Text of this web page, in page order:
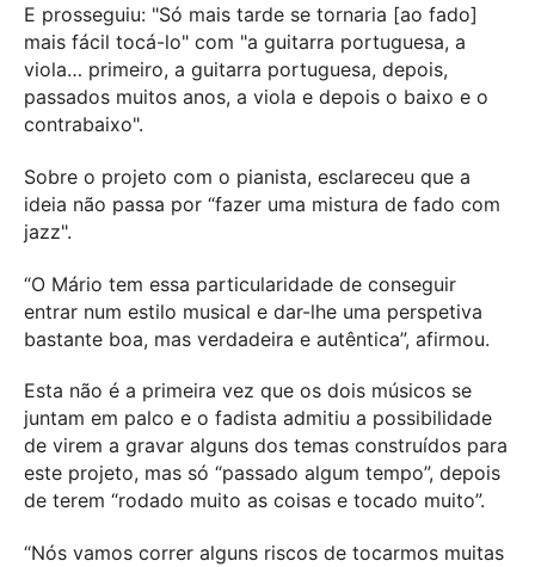
E prosseguiu: "Só mais tarde se tornaria [ao fado]
mais fácil tocá-lo" com "a guitarra portuguesa, a
viola… primeiro, a guitarra portuguesa, depois,
passados muitos anos, a viola e depois o baixo e o
contrabaixo".
Sobre o projeto com o pianista, esclareceu que a
ideia não passa por “fazer uma mistura de fado com
jazz".
“O Mário tem essa particularidade de conseguir
entrar num estilo musical e dar-lhe uma perspetiva
bastante boa, mas verdadeira e autêntica”, afirmou.
Esta não é a primeira vez que os dois músicos se
juntam em palco e o fadista admitiu a possibilidade
de virem a gravar alguns dos temas construídos para
este projeto, mas só “passado algum tempo”, depois
de terem “rodado muito as coisas e tocado muito”.
“Nós vamos correr alguns riscos de tocarmos muitas